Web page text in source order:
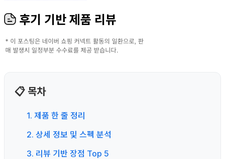
후기 기반 제품 리뷰
📋 목차
1. 제품 한 줄 정리
2. 상세 정보 및 스펙 분석
3. 리뷰 기반 장점 Top 5